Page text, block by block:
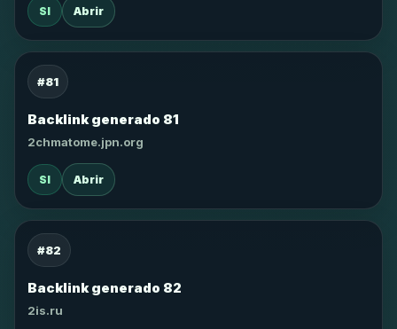
SI Abrir
#81
Backlink generado 81
2chmatome.jpn.org
SI Abrir
#82
Backlink generado 82
2is.ru